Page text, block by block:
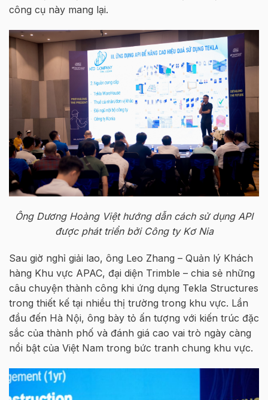
công cụ này mang lại.
Ông Dương Hoàng Việt hướng dẫn cách sử dụng API
được phát triển bởi Công ty Kơ Nia
Sau giờ nghỉ giải lao, ông Leo Zhang – Quản lý Khách
hàng Khu vực APAC, đại diện Trimble – chia sẻ những
câu chuyện thành công khi ứng dụng Tekla Structures
trong thiết kế tại nhiều thị trường trong khu vực. Lần
đầu đến Hà Nội, ông bày tỏ ấn tượng với kiến trúc đặc
sắc của thành phố và đánh giá cao vai trò ngày càng
nổi bật của Việt Nam trong bức tranh chung khu vực.